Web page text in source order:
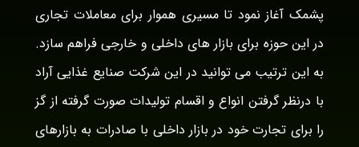
پشمک آغاز نمود تا مسیری هموار برای معاملات تجاری
در این حوزه برای بازار های داخلی و خارجی فراهم سازد.
به این ترتیب می توانید در این شرکت صنایع غذایی آراد
با درنظر گرفتن انواع و اقسام تولیدات صورت گرفته از گز
را برای تجارت خود در بازار داخلی با صادرات به بازارهای